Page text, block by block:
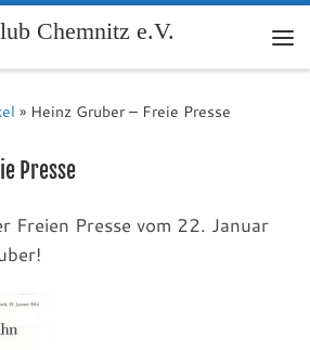
Chemnitz e.V.
» Heinz Gruber – Freie Presse
Presse
Freien Presse vom 22. Januar